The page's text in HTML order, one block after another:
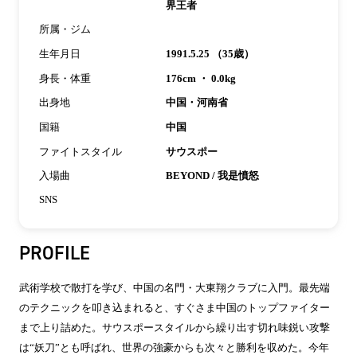
界王者
所属・ジム
生年月日 1991.5.25 （35歳）
身長・体重 176cm ・ 0.0kg
出身地 中国・河南省
国籍 中国
ファイトスタイル サウスポー
入場曲 BEYOND / 我是憤怒
SNS
PROFILE
武術学校で散打を学び、中国の名門・大東翔クラブに入門。最先端
のテクニックを叩き込まれると、すぐさま中国のトップファイター
まで上り詰めた。サウスポースタイルから繰り出す切れ味鋭い攻撃
は“妖刀”とも呼ばれ、世界の強豪からも次々と勝利を収めた。今年